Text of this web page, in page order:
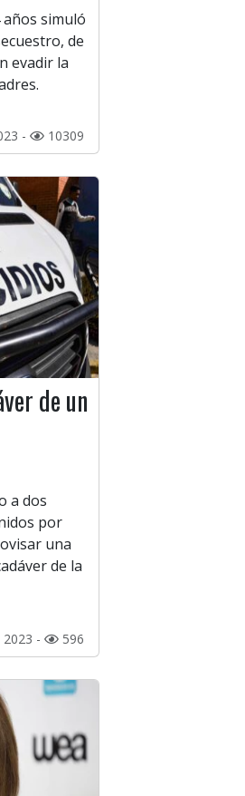
años simuló
de
evadir la
- 10309
de un
a dos
por
una
de la
- 596